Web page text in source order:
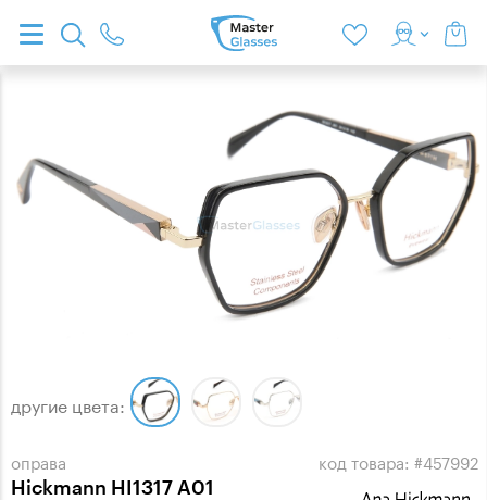
оправа
Hickmann HI1317 A01
код товара: #457992
другие цвета: